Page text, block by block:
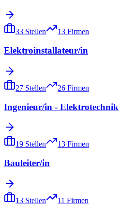
33 Stellen 13 Firmen
Elektroinstallateur/in
27 Stellen 26 Firmen
Ingenieur/in - Elektrotechnik
19 Stellen 13 Firmen
Bauleiter/in
13 Stellen 11 Firmen